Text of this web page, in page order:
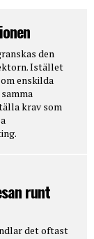
den
Istället
enskilda
krav som
runt
det oftast